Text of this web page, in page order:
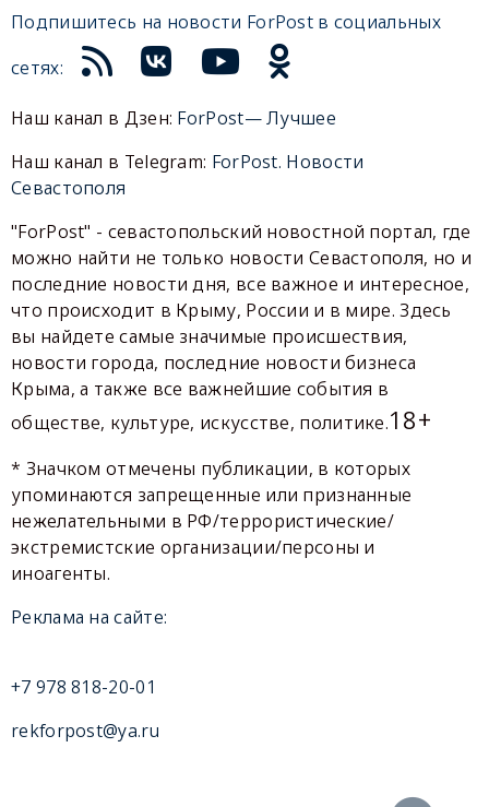
Подпишитесь на новости ForPost в социальных
сетях:
Наш канал в Дзен: ForPost— Лучшее
Наш канал в Telegram: ForPost. Новости
Севастополя
"ForPost" - севастопольский новостной портал, где
можно найти не только новости Севастополя, но и
последние новости дня, все важное и интересное,
что происходит в Крыму, России и в мире. Здесь
вы найдете самые значимые происшествия,
новости города, последние новости бизнеса
Крыма, а также все важнейшие события в
обществе, культуре, искусстве, политике.18+
* Значком отмечены публикации, в которых
упоминаются запрещенные или признанные
нежелательными в РФ/террористические/
экстремистские организации/персоны и
иноагенты.
Реклама на сайте:
+7 978 818-20-01
rekforpost@ya.ru